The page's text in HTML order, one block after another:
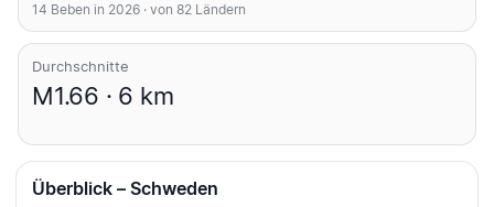
14 Beben in 2026 · von 82 Ländern
Durchschnitte
M1.66 · 6 km
Überblick – Schweden